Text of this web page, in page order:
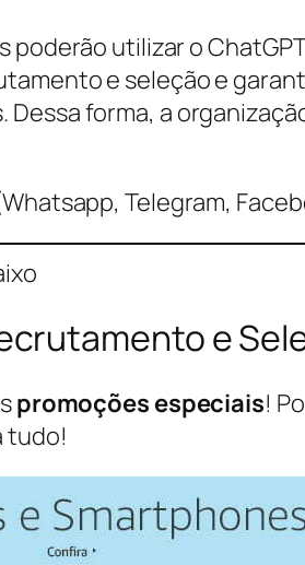
poderão utilizar o
e seleção e
forma, a
Telegram,
e
promoções especiais!
tudo!